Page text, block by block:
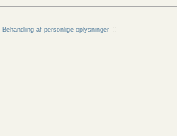
Behandling af personlige oplysninger